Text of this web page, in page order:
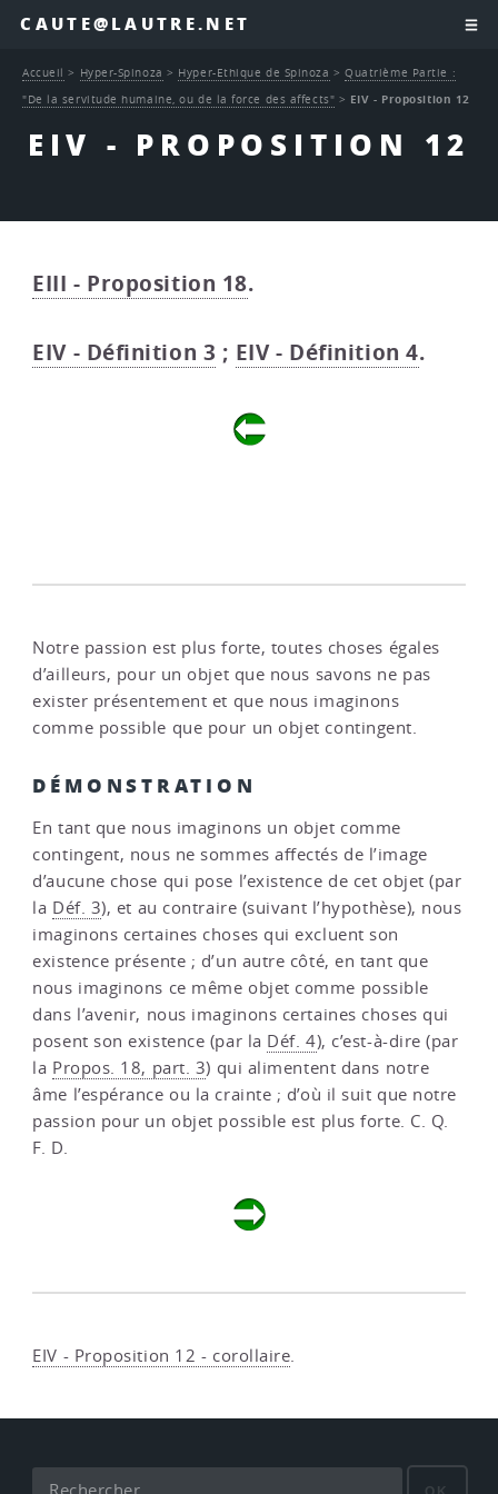
CAUTE@LAUTRE.NET
EIV - PROPOSITION 12
Accueil > Hyper-Spinoza > Hyper-Ethique de Spinoza >Quatrième Partie :
"De la servitude humaine, ou de la force des affects" > EIV - Proposition 12
EIII - Proposition 18.
EIV - Définition 3 ; EIV - Définition 4.
Notre passion est plus forte, toutes choses égales
d’ailleurs, pour un objet que nous savons ne pas
exister présentement et que nous imaginons
comme possible que pour un objet contingent.
DÉMONSTRATION
En tant que nous imaginons un objet comme
contingent, nous ne sommes affectés de l’image
d’aucune chose qui pose l’existence de cet objet (par
la Déf. 3), et au contraire (suivant l’hypothèse), nous
imaginons certaines choses qui excluent son
existence présente ; d’un autre côté, en tant que
nous imaginons ce même objet comme possible
dans l’avenir, nous imaginons certaines choses qui
posent son existence (par la Déf. 4), c’est-à-dire (par
la Propos. 18, part. 3) qui alimentent dans notre
âme l’espérance ou la crainte ; d’où il suit que notre
passion pour un objet possible est plus forte. C. Q.
F. D.
EIV - Proposition 12 - corollaire.